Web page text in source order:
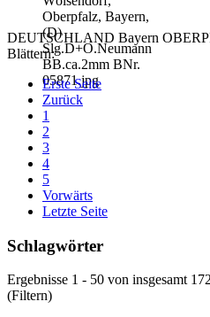
DEUTSCHLAND Bayern
Blättern:
Erste Seite
Zurück
1
2
3
4
5
Vorwärts
Letzte Seite
Schlagwörter
Ergebnisse 1 - 50 von insgesamt
(Filtern)